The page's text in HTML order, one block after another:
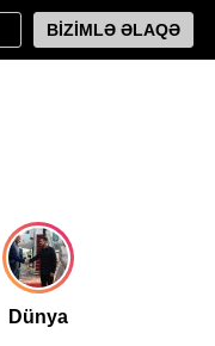
BİZİMLƏ ƏLAQƏ
Dünya